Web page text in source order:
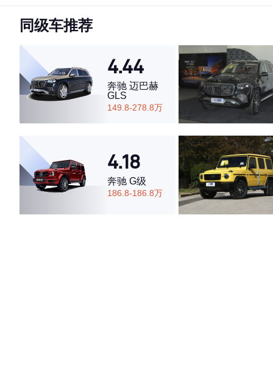
·外观表现一般，低于51%同级车
·空间表现一般，低于56%同级车
同级车推荐
4.44
奔驰 迈巴赫
GLS
149.8-278.8万
4.18
奔驰 G级
186.8-186.8万